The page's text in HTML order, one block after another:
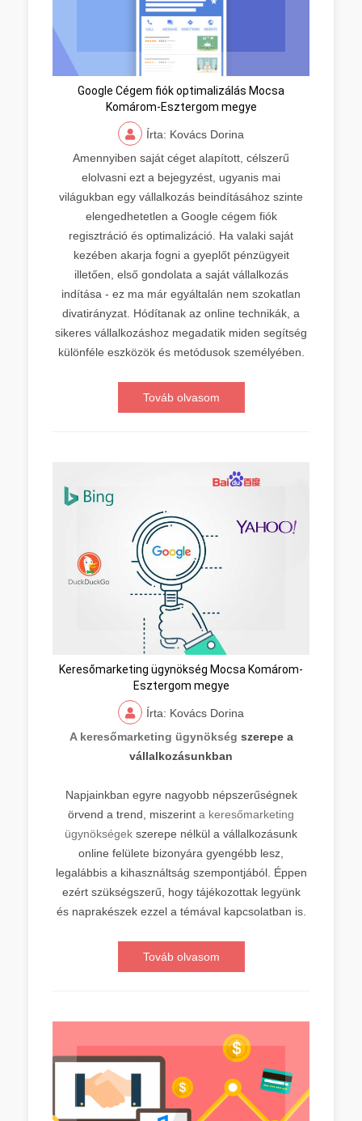
Google Cégem fiók optimalizálás Mocsa
Komárom-Esztergom megye
Írta: Kovács Dorina
Amennyiben saját céget alapított, célszerű
elolvasni ezt a bejegyzést, ugyanis mai
világukban egy vállalkozás beindításához szinte
elengedhetetlen a Google cégem fiók
regisztráció és optimalizáció. Ha valaki saját
kezében akarja fogni a gyeplőt pénzügyeit
illetően, első gondolata a saját vállalkozás
indítása - ez ma már egyáltalán nem szokatlan
divatirányzat. Hódítanak az online technikák, a
sikeres vállalkozáshoz megadatik miden segítség
különféle eszközök és metódusok személyében.
Továb olvasom
Keresőmarketing ügynökség Mocsa Komárom-
Esztergom megye
Írta: Kovács Dorina
A keresőmarketing ügynökség szerepe a
vállalkozásunkban
Napjainkban egyre nagyobb népszerűségnek
örvend a trend, miszerint a keresőmarketing
ügynökségek szerepe nélkül a vállalkozásunk
online felülete bizonyára gyengébb lesz,
legalábbis a kihasználtság szempontjából. Éppen
ezért szükségszerű, hogy tájékozottak legyünk
és naprakészek ezzel a témával kapcsolatban is.
Továb olvasom